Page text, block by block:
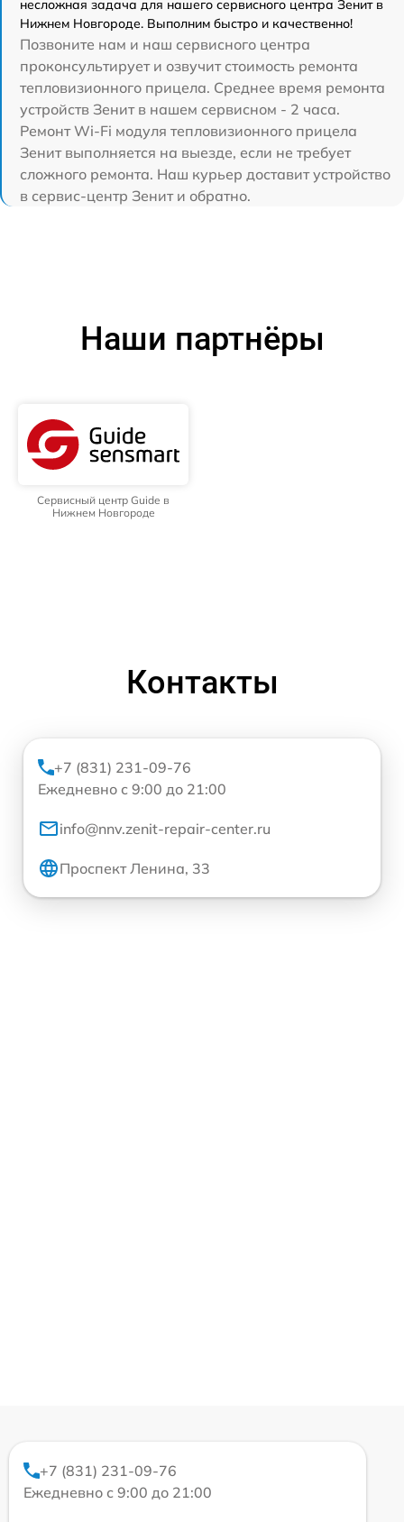
несложная задача для нашего сервисного центра Зенит в
Нижнем Новгороде. Выполним быстро и качественно!
Позвоните нам и наш сервисного центра
проконсультирует и озвучит стоимость ремонта
тепловизионного прицела. Среднее время ремонта
устройств Зенит в нашем сервисном - 2 часа.
Ремонт Wi-Fi модуля тепловизионного прицела
Зенит выполняется на выезде, если не требует
сложного ремонта. Наш курьер доставит устройство
в сервис-центр Зенит и обратно.
Наши партнёры
Сервисный центр Guide в
Нижнем Новгороде
Контакты
+7 (831) 231-09-76
Ежедневно с 9:00 до 21:00
info@nnv.zenit-repair-center.ru
Проспект Ленина, 33
+7 (831) 231-09-76
Ежедневно с 9:00 до 21:00